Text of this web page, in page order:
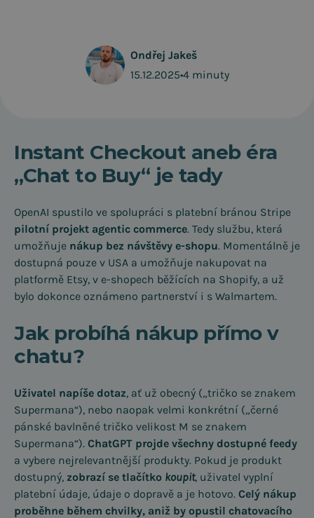
Ondřej Jakeš
15.12.2025•4 minuty
Instant Checkout aneb éra
„Chat to Buy“ je tady
OpenAI spustilo ve spolupráci s platební bránou Stripe
pilotní projekt agentic commerce. Tedy službu, která
umožňuje nákup bez návštěvy e-shopu. Momentálně je
dostupná pouze v USA a umožňuje nakupovat na
platformě Etsy, v e-shopech běžících na Shopify, a už
bylo dokonce oznámeno partnerství i s Walmartem.
Jak probíhá nákup přímo v
chatu?
Uživatel napíše dotaz, ať už obecný („tričko se znakem
Supermana“), nebo naopak velmi konkrétní („černé
pánské bavlněné tričko velikost M se znakem
Supermana“). ChatGPT projde všechny dostupné feedy
a vybere nejrelevantnější produkty. Pokud je produkt
dostupný, zobrazí se tlačítko koupit, uživatel vyplní
platební údaje, údaje o dopravě a je hotovo. Celý nákup
proběhne během chvilky, aniž by opustil chatovacího